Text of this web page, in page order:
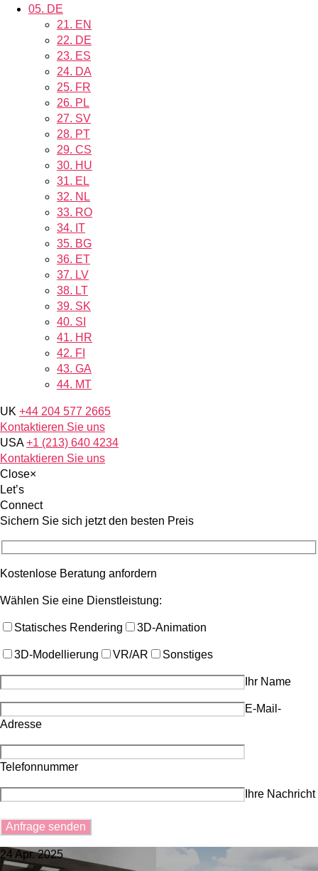
05. DE
21. EN
22. DE
23. ES
24. DA
25. FR
26. PL
27. SV
28. PT
29. CS
30. HU
31. EL
32. NL
33. RO
34. IT
35. BG
36. ET
37. LV
38. LT
39. SK
40. SI
41. HR
42. FI
43. GA
44. MT
UK +44 204 577 2665
Kontaktieren Sie uns
USA +1 (213) 640 4234
Kontaktieren Sie uns
Close×
Let’s
Connect
Sichern Sie sich jetzt den besten Preis
Kostenlose Beratung anfordern
Wählen Sie eine Dienstleistung:
Statisches Rendering 3D-Animation
3D-Modellierung VR/AR Sonstiges
Ihr Name
E-Mail-
Adresse
Telefonnummer
Ihre Nachricht
24 Apr. 2025